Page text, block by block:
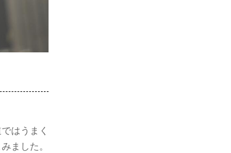
はうまく
ました。